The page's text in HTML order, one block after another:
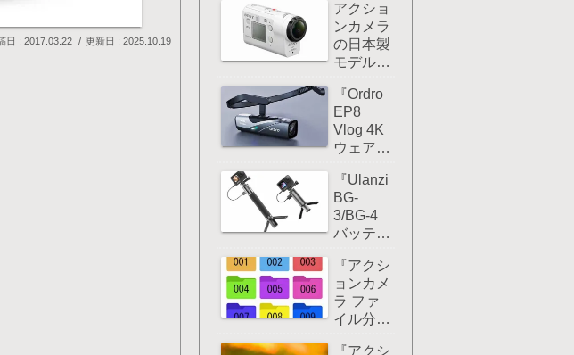
2017.03.22 2025.10.19
ら選択肢
としてア
リだ！
いに使い
たいなら
こんなア
クセサリ
とグー！
アクショ
ンカメラ
の日本製
モデルは
らすでに
製造が終
了してし
まってい
『Ordro
EP8
Vlog 4K
ウェアブ
』レビュ
ー：EP7
と比べ
4K60fps
速充電に
対応！
『Ulanzi
BG-
3/BG-4
バッテリ
プ』レビ
ュー評
価：
GoProな
『アクシ
ョンカメ
ラ ファ
イル分
『アクシ